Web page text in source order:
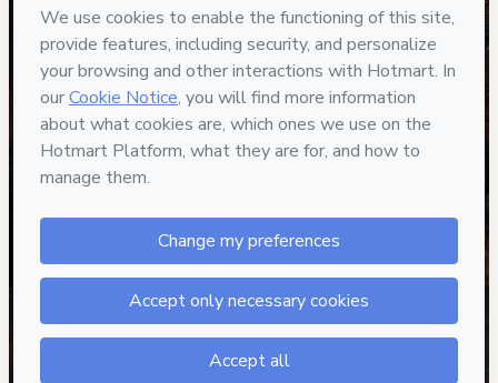
Secure and authenticated environment
Approved content
100% reviewed and approved
"Ótimo curso, sigo o
Adilson no Youtube e
agora faço o curso e não
me decepcionei."